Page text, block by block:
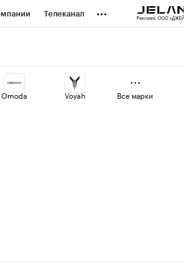
Телеканал ...
Omoda Voyah Все марки